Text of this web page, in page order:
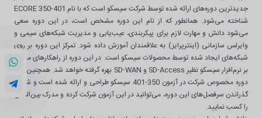
جدیدترین دوره‌های ارائه شده توسط شرکت سیسکو است که با نام ECORE 350-401
شناخته می‌شود. همانطور که از نام این دوره مشخص است، در این دوره سعی
می‌شود دانش و مهارت لازم برای پیکربندی، عیب‌یابی و مدیریت شبکه‌های سیمی و
وایرلس سازمانی (اینترپرایز) به علاقمندان آموزش داده شود. تمرکز این دوره بر روی
شبکه‌های ایجاد شده توسط محصولات سیسکو است. در این دوره از راهکارهای مبتنی
بر نرم‌افزار سیسکو نظیر SD-Access و SD-WAN بهره گرفته خواهد شد. همچنین این
دوره مخصوص شرکت در آزمون 350-401 سیسکو طراحی و ارائه شده است و شما با
گذراندن سرفصل‌های این دوره، می‌توانید در این آزمون شرکت کرده و مدرک بین‌المللی
را کسب نمایید.